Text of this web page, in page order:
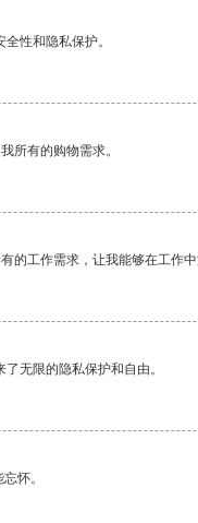
性和隐私保护。
所有的购物需求。
的工作需求，让我能够在工作
无限的隐私保护和自由。
怀。